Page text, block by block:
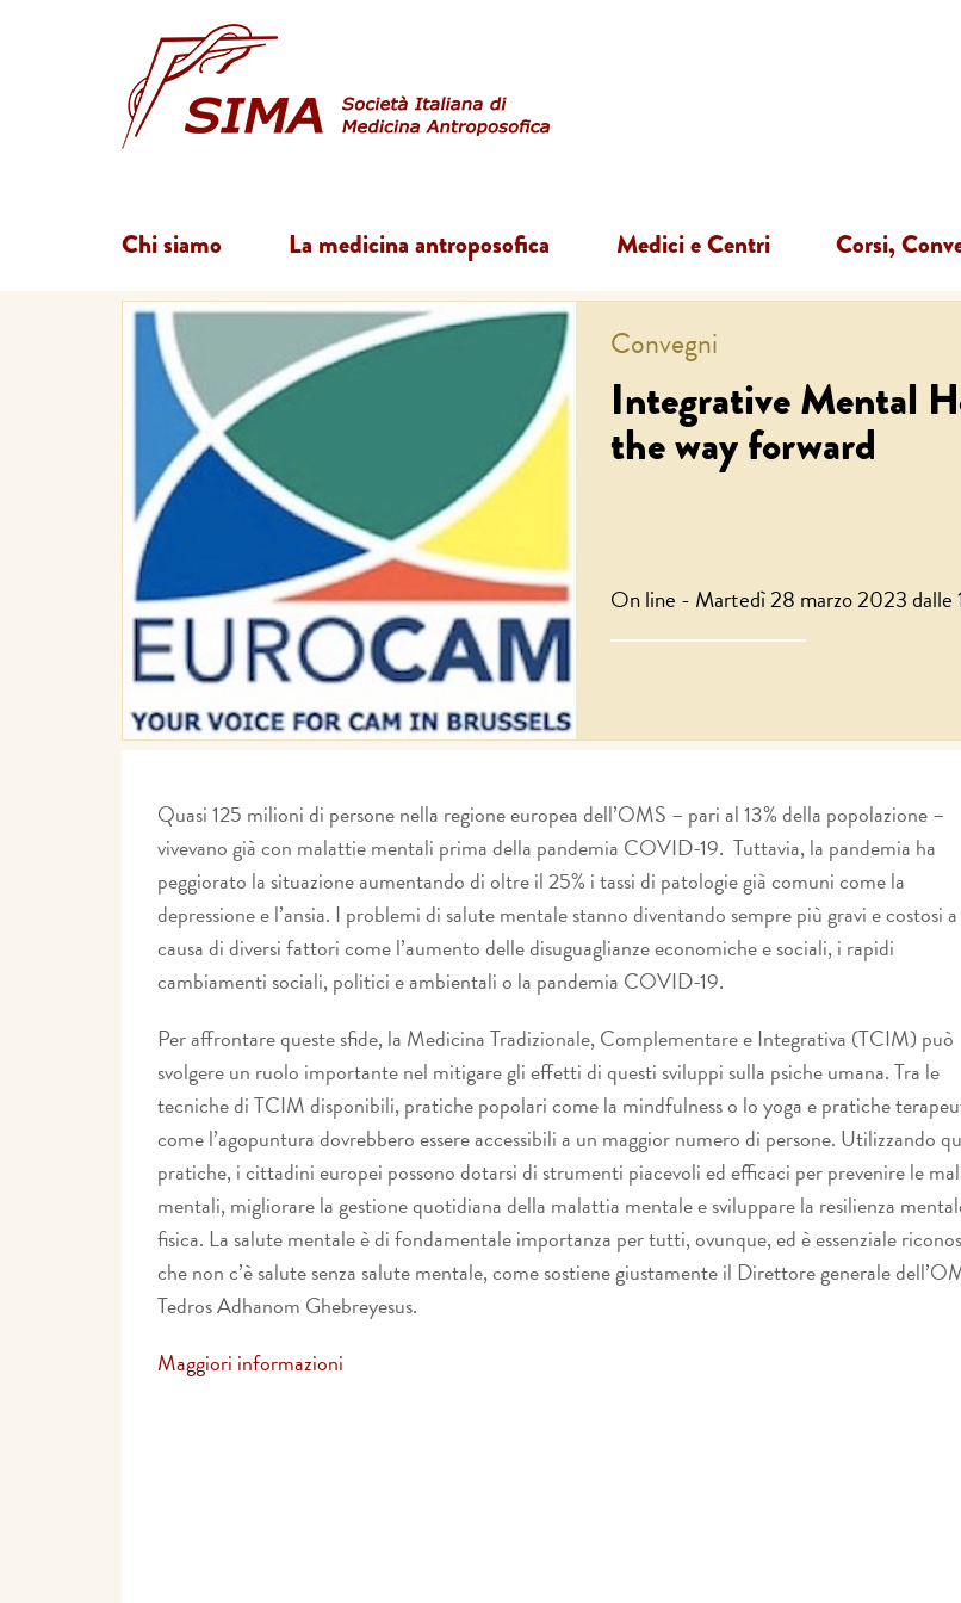
Chi siamo La medicina antroposofica Medici e Centri Corsi,
Convegni
Integrative Mental
the way forward
On line - Martedì 28 marzo 2023
Quasi 125 milioni di persone nella regione europea dell’OMS – pari al 13% della popolazione –
vivevano già con malattie mentali prima della pandemia COVID-19. Tuttavia, la pandemia ha
peggiorato la situazione aumentando di oltre il 25% i tassi di patologie già comuni come la
depressione e l’ansia. I problemi di salute mentale stanno diventando sempre più gravi e costosi a
causa di diversi fattori come l’aumento delle disuguaglianze economiche e sociali, i rapidi
cambiamenti sociali, politici e ambientali o la pandemia COVID-19.
Per affrontare queste sfide, la Medicina Tradizionale, Complementare e Integrativa (TCIM) può
svolgere un ruolo importante nel mitigare gli effetti di questi sviluppi sulla psiche umana. Tra le
tecniche di TCIM disponibili, pratiche popolari come la mindfulness o lo yoga e pratiche
come l’agopuntura dovrebbero essere accessibili a un maggior numero di persone. Utilizzando
pratiche, i cittadini europei possono dotarsi di strumenti piacevoli ed efficaci per prevenire le
mentali, migliorare la gestione quotidiana della malattia mentale e sviluppare la resilienza
fisica. La salute mentale è di fondamentale importanza per tutti, ovunque, ed è essenziale
che non c’è salute senza salute mentale, come sostiene giustamente il Direttore generale
Tedros Adhanom Ghebreyesus.
Maggiori informazioni